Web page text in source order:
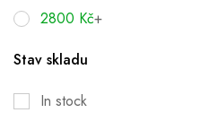
2800 Kč+
Stav skladu
In stock